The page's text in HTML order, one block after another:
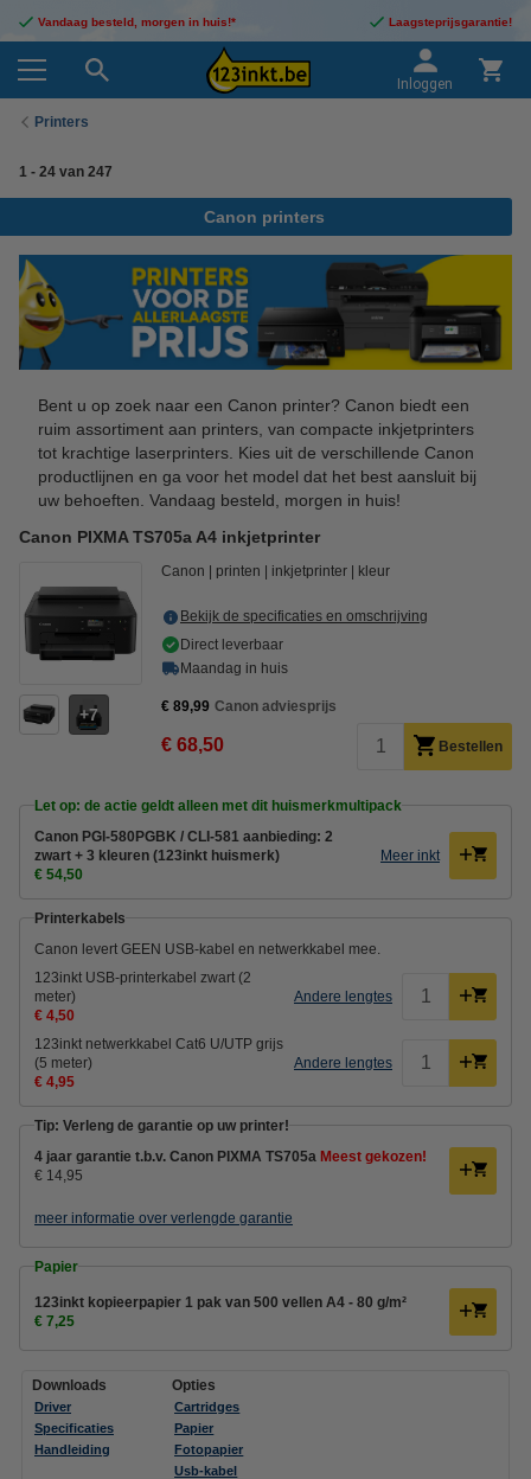
Vandaag besteld, morgen in huis!* Laagsteprijsgarantie!
Inloggen
Printers
1 - 24 van 247
Canon printers
Bent u op zoek naar een Canon printer? Canon biedt een
ruim assortiment aan printers, van compacte inkjetprinters
tot krachtige laserprinters. Kies uit de verschillende Canon
productlijnen en ga voor het model dat het best aansluit bij
uw behoeften. Vandaag besteld, morgen in huis!
Canon PIXMA TS705a A4 inkjetprinter
7
Canon printen inkjetprinter kleur
Bekijk de specificaties en omschrijving
Direct leverbaar
Maandag in huis
€ 89,99 Canon adviesprijs
€ 68,50 Bestellen
Let op: de actie geldt alleen met dit huismerkmultipack
Canon PGI-580PGBK / CLI-581 aanbieding: 2
zwart + 3 kleuren (123inkt huismerk)
€ 54,50
Meer inkt
Printerkabels
Canon levert GEEN USB-kabel en netwerkkabel mee.
123inkt USB-printerkabel zwart (2
meter)
€ 4,50
Andere lengtes
123inkt netwerkkabel Cat6 U/UTP grijs
(5 meter)
€ 4,95
Andere lengtes
Tip: Verleng de garantie op uw printer!
4 jaar garantie t.b.v. Canon PIXMA TS705a Meest gekozen!
€ 14,95
meer informatie over verlengde garantie
Papier
123inkt kopieerpapier 1 pak van 500 vellen A4 - 80 g/m²
€ 7,25
Downloads
Driver
Specificaties
Handleiding
Opties
Cartridges
Papier
Fotopapier
Usb-kabel